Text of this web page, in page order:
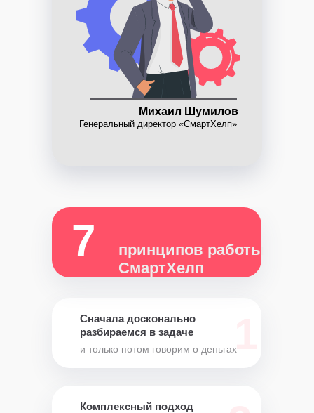
Михаил Шумилов
Генеральный директор «СмартХелп»
Сначала досконально
разбираемся в задаче
и только потом говорим о деньгах1
принципов работы
СмартХелп
7
Комплексный подход